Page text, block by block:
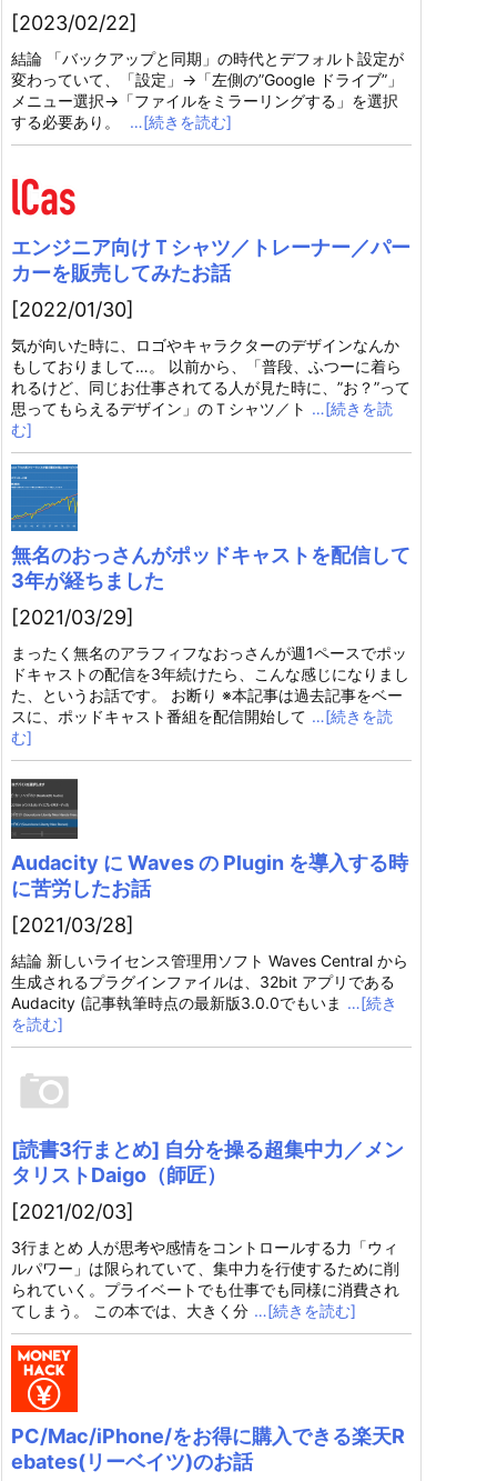
[2023/02/22]
結論 「バックアップと同期」の時代とデフォルト設定が
変わっていて、「設定」→「左側の”Google ドライブ”」
メニュー選択→「ファイルをミラーリングする」を選択
する必要あり。
…[続きを読む]
エンジニア向けＴシャツ／トレーナー／パー
カーを販売してみたお話
[2022/01/30]
気が向いた時に、ロゴやキャラクターのデザインなんか
もしておりまして…。 以前から、「普段、ふつーに着ら
れるけど、同じお仕事されてる人が見た時に、”お？”って
思ってもらえるデザイン」のＴシャツ／ト …[続きを読
む]
無名のおっさんがポッドキャストを配信して
3年が経ちました
[2021/03/29]
まったく無名のアラフィフなおっさんが週1ペースでポッ
ドキャストの配信を3年続けたら、こんな感じになりまし
た、というお話です。 お断り ※本記事は過去記事をベー
スに、ポッドキャスト番組を配信開始して …[続きを読
む]
Audacity に Waves の Plugin を導入する時
に苦労したお話
[2021/03/28]
結論 新しいライセンス管理用ソフト Waves Central から
生成されるプラグインファイルは、32bit アプリである
Audacity (記事執筆時点の最新版3.0.0でもいま …[続き
を読む]
[読書3行まとめ] 自分を操る超集中力／メン
タリストDaigo（師匠）
[2021/02/03]
3行まとめ 人が思考や感情をコントロールする力「ウィ
ルパワー」は限られていて、集中力を行使するために削
られていく。プライベートでも仕事でも同様に消費され
てしまう。 この本では、大きく分 …[続きを読む]
PC/Mac/iPhone/をお得に購入できる楽天R
ebates(リーベイツ)のお話